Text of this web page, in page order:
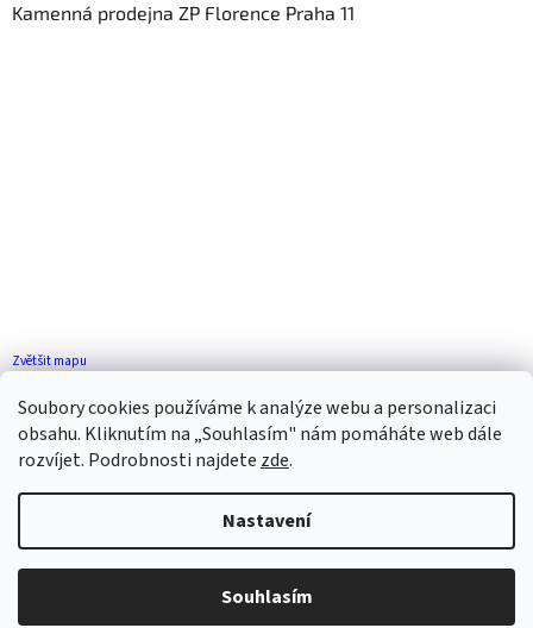
Soubory cookies používáme k analýze webu a personalizaci
obsahu. Kliknutím na „Souhlasím" nám pomáháte web dále
rozvíjet. Podrobnosti najdete zde.
Nastavení
Souhlasím
Kamenná prodejna ZP Florence Praha 11
Zvětšit mapu
Vytvořil Shoptet
ZP FLORENCE. Všechna práva vyhrazena.